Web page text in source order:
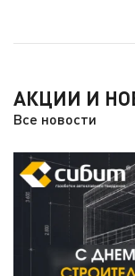
АКЦИИ И
Все новости